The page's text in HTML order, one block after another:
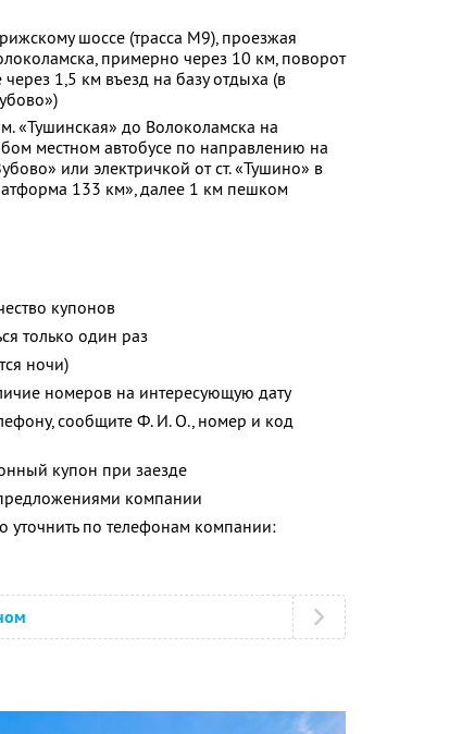
шоссе (трасса М9), проезжая
примерно через 10 км, поворот
1,5 км въезд на базу отдыха (в
«Тушинская» до Волоколамска на
местном автобусе по направлению на
или электричкой от ст. «Тушино» в
133 км», далее 1 км пешком
купонов
только один раз
ночи)
номеров на интересующую дату
сообщите Ф. И. О., номер и код
купон при заезде
компании
по телефонам компании: